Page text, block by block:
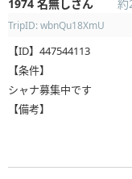
1974 名無しさん 約
TripID: wbnQu18XmU
【ID】447544113
【条件】
シャナ募集中です
【備考】